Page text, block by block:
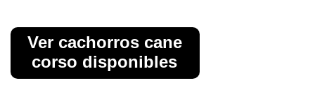
Ver cachorros cane
corso disponibles